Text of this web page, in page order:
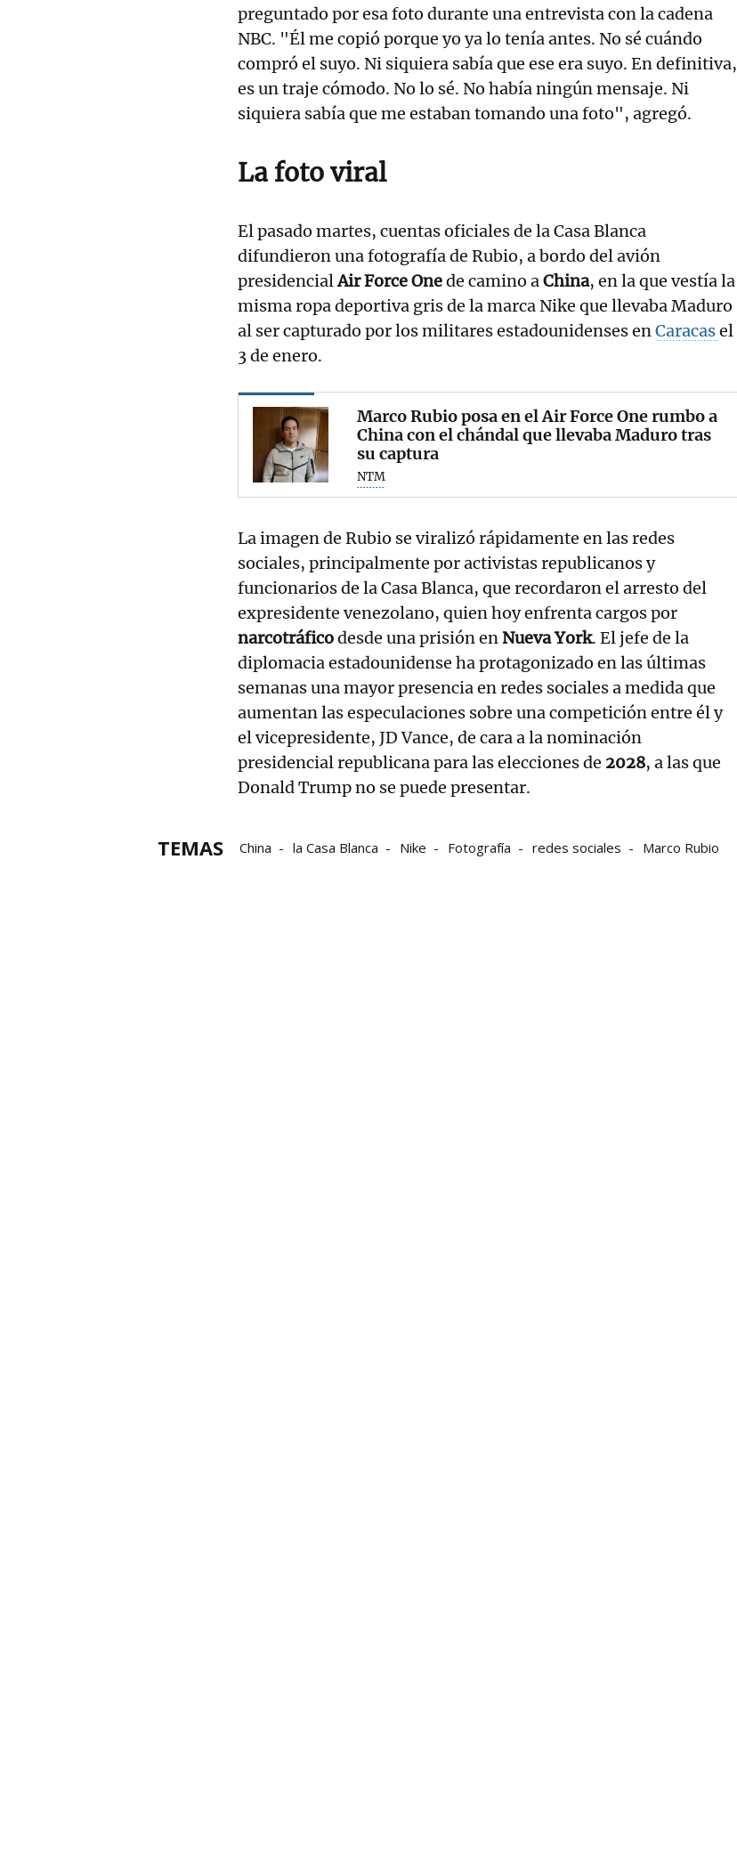
preguntado por esa foto durante una entrevista con la cadena
NBC. "Él me copió porque yo ya lo tenía antes. No sé cuándo
compró el suyo. Ni siquiera sabía que ese era suyo. En definitiva,
es un traje cómodo. No lo sé. No había ningún mensaje. Ni
siquiera sabía que me estaban tomando una foto", agregó.
La foto viral
El pasado martes, cuentas oficiales de la Casa Blanca
difundieron una fotografía de Rubio, a bordo del avión
presidencialAir Force Onede camino aChina, en la que vestía la
misma ropa deportiva gris de la marca Nike que llevaba Maduro
al ser capturado por los militares estadounidenses enCaracasel
3 de enero.
Marco Rubio posa en el Air Force One rumbo a
China con el chándal que llevaba Maduro tras
su captura
NTM
La imagen de Rubio se viralizó rápidamente en las redes
sociales, principalmente por activistas republicanos y
funcionarios de la Casa Blanca, que recordaron el arresto del
expresidente venezolano, quien hoy enfrenta cargos por
narcotráficodesde una prisión en Nueva York. El jefe de la
diplomacia estadounidense ha protagonizado en las últimas
semanas una mayor presencia en redes sociales a medida que
aumentan las especulaciones sobre una competición entre él y
el vicepresidente, JD Vance, de cara a la nominación
presidencial republicana para las elecciones de 2028, a las que
Donald Trump no se puede presentar.
TEMAS China la Casa Blanca Nike Fotografía redes sociales Marco Rubio